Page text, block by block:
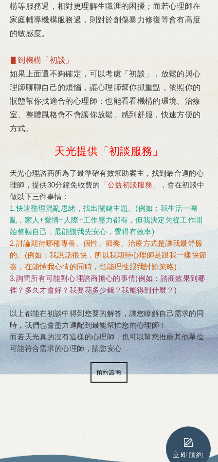
構等服務過，相對更理解生職涯的困擾；而若心理師在
家庭輔導機構服務過，則對於創傷暴力修復等會有高度
的敏感度。
▋到機構「初談」
如果上面還不夠確定，可以考慮「初談」，放鬆的與心
理師聊聊自己的煩惱，讓心理師幫你抓重點，依照你的
狀態幫你找適合的心理師；也能看看機構的環境、治療
室、整體風格會不會讓你放鬆、感到舒服，快速方便的
方式。
天光提供「初談服務」
天光心理諮商所為了最準確有效幫助案主，找到最合適的心
理師，提供30分鐘免收費的 「公益初談服務」
，會在初談中
做以下三件事情：
1.快速整理混亂思緒，找出關鍵主題。(例如：我生活一團
亂，家人+愛情+人際+工作壓力都有，但我決定先從工作開
始整頓自己，最能讓我先安心，覺得有效率)
2.討論期待哪種專長、個性、節奏、治療方式是讓我最舒服
的。(例如：我說話很快，所以我期待心理師是跟我一樣快節
奏，在能懂我心情的同時，也能理性跟我討論策略)
3.詢問所有可能對心理諮商擔心的事情(例如：諮商效果到哪
裡？多久才會好？我要花多少錢？我能得到什麼？)
以上都能在初談中得到您要的解答，讓您瞭解自己需求的同
時，我們也會盡力適配到最能幫忙您的心理師！
而若天光真的沒有這樣的心理師，也可以幫您推薦其他單位
可能符合需求的心理師，請您安心
預約諮商
立即預約